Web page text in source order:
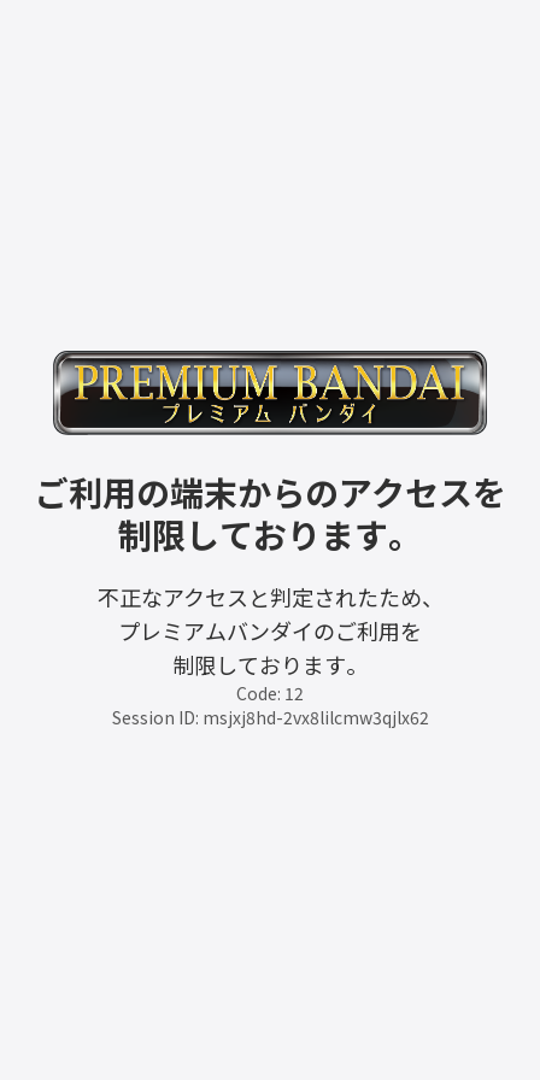
ご利用の端末からのアクセスを
制限しております。
不正なアクセスと判定されたため、
プレミアムバンダイのご利用を
制限しております。
Code: 12
Session ID: msjxj8hd-2vx8lilcmw3qjlx62